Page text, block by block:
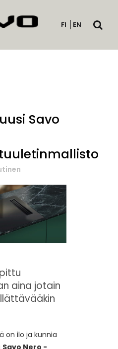
FI EN
Avaa
Savo
aina jotain
on ilo ja kunnia
Savo Nero -